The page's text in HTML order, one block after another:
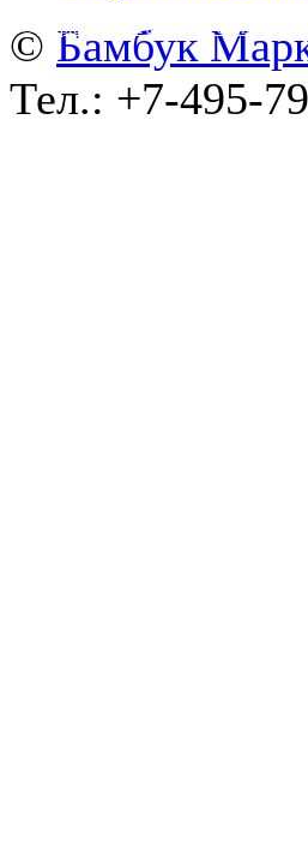
© wa-plugins.ru - Разработка сайта
© Бамбук
Тел.: +7-495-